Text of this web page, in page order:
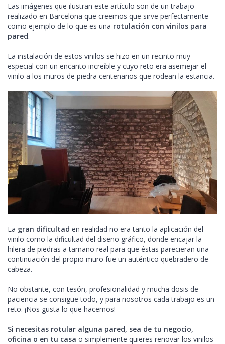
Las imágenes que ilustran este artículo son de un trabajo
realizado en Barcelona que creemos que sirve perfectamente
como ejemplo de lo que es una rotulación con vinilos para
pared.
La instalación de estos vinilos se hizo en un recinto muy
especial con un encanto increíble y cuyo reto era asemejar el
vinilo a los muros de piedra centenarios que rodean la estancia.
La gran dificultad en realidad no era tanto la aplicación del
vinilo como la dificultad del diseño gráfico, donde encajar la
hilera de piedras a tamaño real para que éstas parecieran una
continuación del propio muro fue un auténtico quebradero de
cabeza.
No obstante, con tesón, profesionalidad y mucha dosis de
paciencia se consigue todo, y para nosotros cada trabajo es un
reto. ¡Nos gusta lo que hacemos!
Si necesitas rotular alguna pared, sea de tu negocio,
oficina o en tu casa o simplemente quieres renovar los vinilos